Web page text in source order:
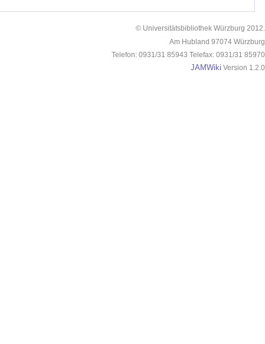
© Universitätsbibliothek Würzburg 2012.
Am Hubland 97074 Würzburg
Telefon: 0931/31 85943 Telefax: 0931/31 85970
JAMWiki Version 1.2.0